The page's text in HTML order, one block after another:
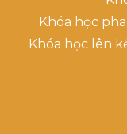
Khóa học
Khóa học lên